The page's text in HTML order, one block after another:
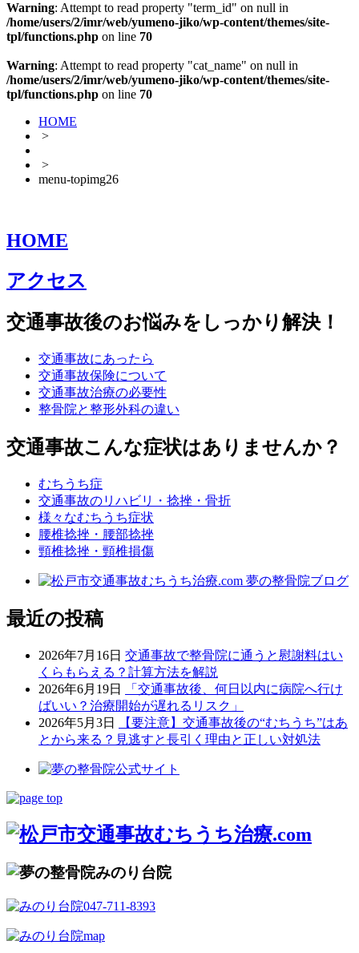
Warning: Attempt to read property "term_id" on null in
/home/users/2/imr/web/yumeno-jiko/wp-content/themes/site-
tpl/functions.php on line 70
Warning: Attempt to read property "cat_name" on null in
/home/users/2/imr/web/yumeno-jiko/wp-content/themes/site-
tpl/functions.php on line 70
HOME
>
>
menu-topimg26
HOME
アクセス
交通事故後のお悩みをしっかり解決！
交通事故にあったら
交通事故保険について
交通事故治療の必要性
整骨院と整形外科の違い
交通事故こんな症状はありませんか？
むちうち症
交通事故のリハビリ・捻挫・骨折
様々なむちうち症状
腰椎捻挫・腰部捻挫
頸椎捻挫・頸椎損傷
最近の投稿
2026年7月16日 交通事故で整骨院に通うと慰謝料はい
くらもらえる？計算方法を解説
2026年6月19日
「交通事故後、何日以内に病院へ行け
ばいい？治療開始が遅れるリスク」
2026年5月3日
【要注意】交通事故後の“むちうち”はあ
とから来る？見逃すと長引く理由と正しい対処法